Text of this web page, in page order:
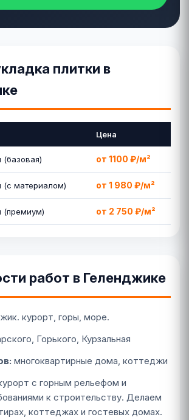
плитки в
Цена
(базовая) от 1100 ₽/м²
(с материалом) от 1 980 ₽/м²
(премиум) от 2 750 ₽/м²
работ в Геленджике
курорт, горы, море.
Горького, Курзальная
многоквартирные дома, коттеджи
с горным рельефом и
к строительству. Делаем
коттеджах и гостевых домах.